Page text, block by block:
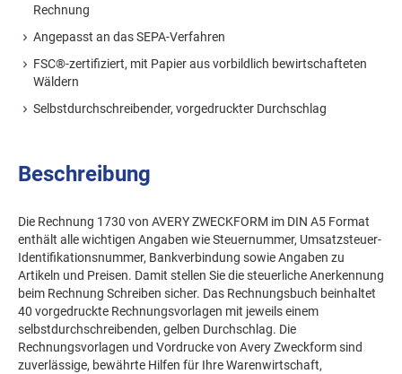
Rechnung
Angepasst an das SEPA-Verfahren
FSC®-zertifiziert, mit Papier aus vorbildlich bewirtschafteten
Wäldern
Selbstdurchschreibender, vorgedruckter Durchschlag
Beschreibung
Die Rechnung 1730 von AVERY ZWECKFORM im DIN A5 Format
enthält alle wichtigen Angaben wie Steuernummer, Umsatzsteuer-
Identifikationsnummer, Bankverbindung sowie Angaben zu
Artikeln und Preisen. Damit stellen Sie die steuerliche Anerkennung
beim Rechnung Schreiben sicher. Das Rechnungsbuch beinhaltet
40 vorgedruckte Rechnungsvorlagen mit jeweils einem
selbstdurchschreibenden, gelben Durchschlag. Die
Rechnungsvorlagen und Vordrucke von Avery Zweckform sind
zuverlässige, bewährte Hilfen für Ihre Warenwirtschaft,